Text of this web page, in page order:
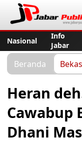
Nasional
Info
Jabar
Beranda
Heran
Cawabup
Dhani